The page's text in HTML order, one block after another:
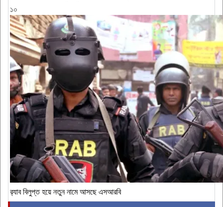
১০
র‍্যাব বিলুপ্ত হয়ে নতুন নামে আসছে এসআরবি